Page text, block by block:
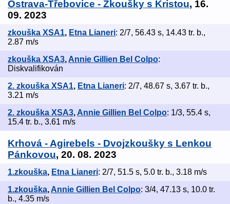
Ostrava-Třebovice - Zkoušky s Kristou, 16.
09. 2023
zkouška XSA1, Etna Lianeri: 2/7, 56.43 s, 14.43 tr. b.,
2.87 m/s
zkouška XSA3, Annie Gillien Bel Colpo:
Diskvalifikován
2. zkouška XSA1, Etna Lianeri: 2/7, 48.67 s, 3.67 tr. b.,
3.21 m/s
2. zkouška XSA3, Annie Gillien Bel Colpo: 1/3, 55.4 s,
15.4 tr. b., 3.61 m/s
Krhová - Agirebels - Dvojzkoušky s Lenkou
Pánkovou, 20. 08. 2023
1.zkouška, Etna Lianeri: 2/7, 51.5 s, 5.0 tr. b., 3.18 m/s
1.zkouška, Annie Gillien Bel Colpo: 3/4, 47.13 s, 10.0 tr.
b., 4.35 m/s